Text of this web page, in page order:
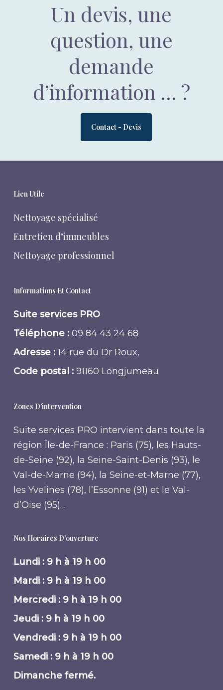
Un devis, une
question, une
demande
d’information … ?
Contact - Devis
Lien Utile
Nettoyage spécialisé
Entretien d’immeubles
Nettoyage professionnel
Informations Et Contact
Suite services PRO
Téléphone :09 84 43 24 68
Adresse :14 rue du Dr Roux,
Code postal : 91160 Longjumeau
Zones D’intervention
Suite services PRO intervient dans toute la
région Île-de-France : Paris (75), les Hauts-
de-Seine (92), la Seine-Saint-Denis (93), le
Val-de-Marne (94), la Seine-et-Marne (77),
les Yvelines (78), l’Essonne (91) et le Val-
d’Oise (95)…
Nos Horaires D’ouverture
Lundi : 9 h à 19 h 00
Mardi : 9 h à 19 h 00
Mercredi : 9 h à 19 h 00
Jeudi : 9 h à 19 h 00
Vendredi : 9 h à 19 h 00
Samedi : 9 h à 19 h 00
Dimanche fermé.